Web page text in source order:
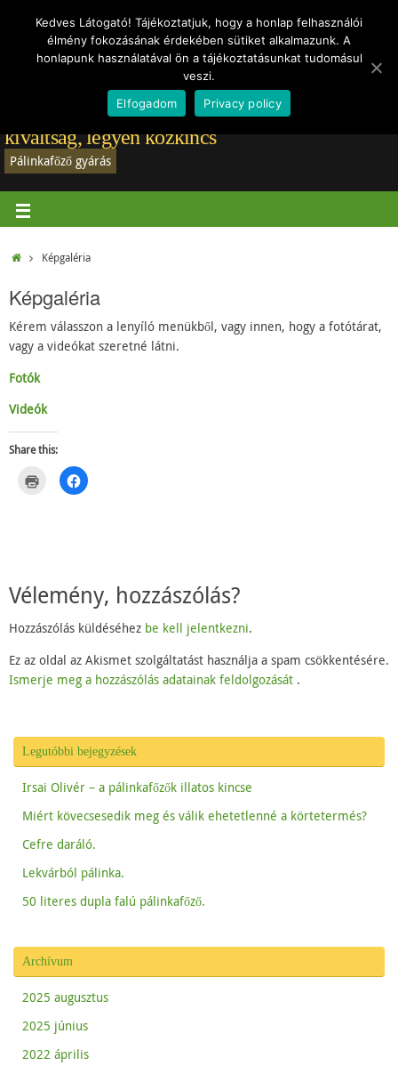
Törvények Vásárlói vélemények Rólam Regisztráció-belépés Hírek
Adatvédelmi tájékoztató
Pálinkafőző gyártás: A jó pálinkafőző már nem
kiváltság, legyen közkincs
Pálinkafőző gyárás
Képgaléria
Képgaléria
Kérem válasszon a lenyíló menükből, vagy innen, hogy a fotótárat,
vagy a videókat szeretné látni.
Fotók
Videók
Share this:
t
(
p
e
s
i
n
n
i
d
o
)
C
l
e
o
F
a
e
b
o
p
n
s
n
w
i
n
o
w
)
Vélemény, hozzászólás?
Hozzászólás küldéséhez be kell jelentkezni.
Ez az oldal az Akismet szolgáltatást használja a spam csökkentésére.
Ismerje meg a hozzászólás adatainak feldolgozását .
Legutóbbi bejegyzések
Irsai Olivér – a pálinkafőzők illatos kincse
Miért kövecsesedik meg és válik ehetetlenné a körtetermés?
Cefre daráló.
Lekvárból pálinka.
50 literes dupla falú pálinkafőző.
Archívum
2025 augusztus
2025 június
2022 április
Kedves Látogató! Tájékoztatjuk, hogy a honlap felhasználói
élmény fokozásának érdekében sütiket alkalmazunk. A
honlapunk használatával ön a tájékoztatásunkat tudomásul
veszi.
Elfogadom
Privacy policy